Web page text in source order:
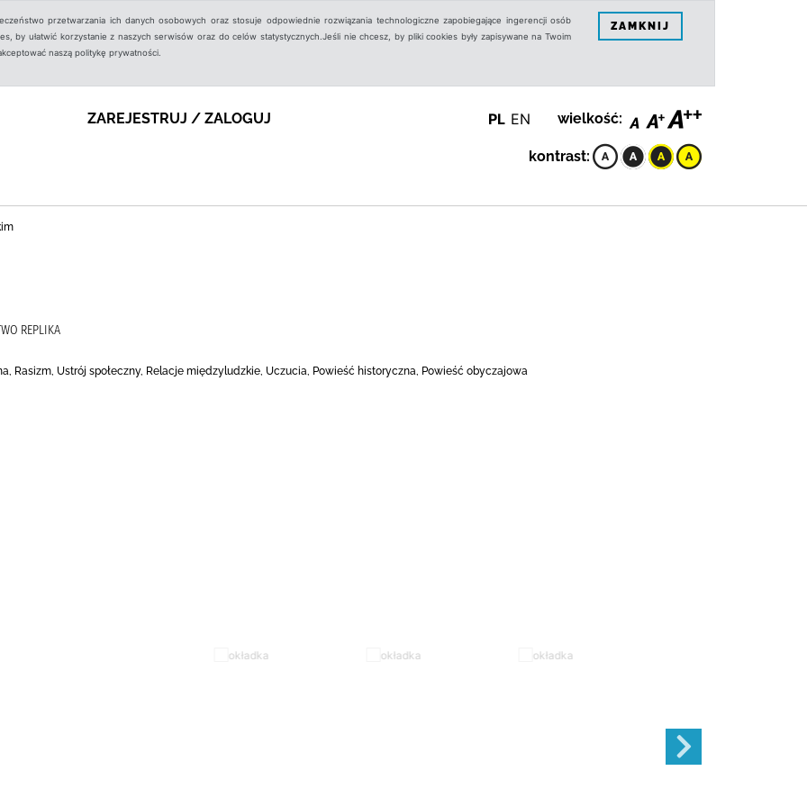
przetwarzania ich danych osobowych oraz stosuje odpowiednie rozwiązania technologiczne zapobiegające ingerencji osób
by ułatwić korzystanie z naszych serwisów oraz do celów statystycznych.Jeśli nie chcesz, by pliki cookies były zapisywane na Twoim
naszą politykę prywatności.
ZAMKNIJ
ZAREJESTRUJ / ZALOGUJ PL EN wielkość:
kontrast:
REPLIKA
Rasizm, Ustrój społeczny, Relacje międzyludzkie, Uczucia, Powieść historyczna, Powieść obyczajowa